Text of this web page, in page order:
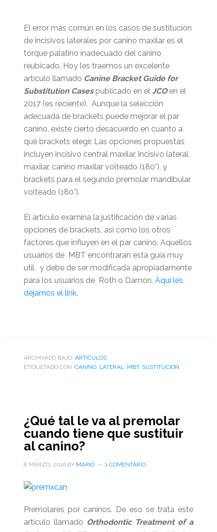
El error más común en los casos de sustitución
de incisivos laterales por canino maxilar es el
torque palatino inadecuado del canino
reubicado. Hoy les traemos un excelente
artículo llamado Canine Bracket Guide for
Substitution Cases publicado en el JCOen el
2017 (es reciente). Aunque la selección
adecuada de brackets puede mejorar el par
canino, existe cierto desacuerdo en cuanto a
qué brackets elegir. Las opciones propuestas
incluyen incisivo central maxilar, incisivo lateral
maxilar, canino maxilar volteado (180°), y
brackets para el segundo premolar mandibular
volteado (180°).
El artículo examina la justificación de varias
opciones de brackets, así como los otros
factores que influyen en el par canino. Aquellos
usuarios de MBT encontraran esta guía muy
util, y debe de ser modificada apropiadamente
para los usuarios de Roth o Damon. Aquí les
dejamos el link.
ARCHIVADO BAJO: ARTÌCULOS
ETIQUETADO CON: CANINO, LATERAL, MBT, SUSTITUCIÓN
¿Qué tal le va al premolar
cuando tiene que sustituir
al canino?
8 MARZO, 2016BY MARIO 1 COMENTARIO
Premolares por caninos. De eso se trata este
artículo llamado Orthodontic Treatment of a